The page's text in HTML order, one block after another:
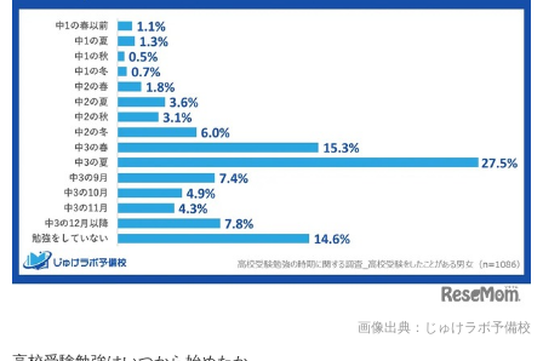
画像出典：じゅけラボ予備校